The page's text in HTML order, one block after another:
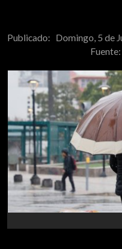
Publicado: Domingo, 5 de
Fuente: